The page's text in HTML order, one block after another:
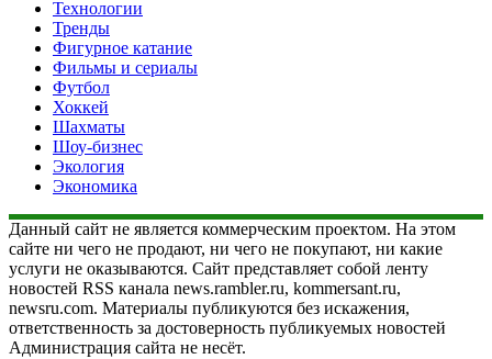
Технологии
Тренды
Фигурное катание
Фильмы и сериалы
Футбол
Хоккей
Шахматы
Шоу-бизнес
Экология
Экономика
Данный сайт не является коммерческим проектом. На этом
сайте ни чего не продают, ни чего не покупают, ни какие
услуги не оказываются. Сайт представляет собой ленту
новостей RSS канала news.rambler.ru, kommersant.ru,
newsru.com. Материалы публикуются без искажения,
ответственность за достоверность публикуемых новостей
Администрация сайта не несёт.